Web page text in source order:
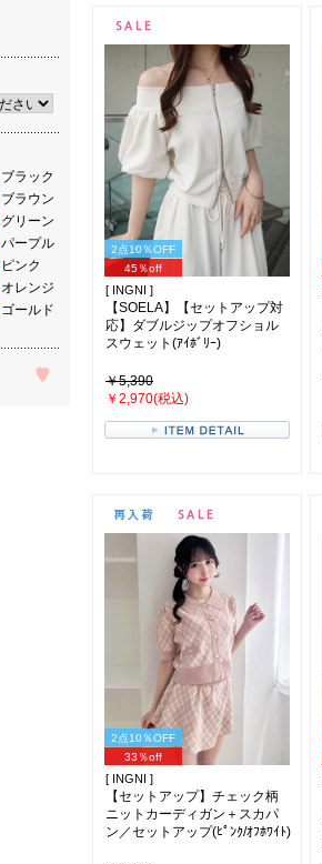
ブラック
ブラウン
グリーン
パープル
ピンク
オレンジ
ゴールド
2点10％OFF
45％off
[ INGNI ]
【SOELA】【セットアップ対
応】ダブルジップオフショル
スウェット(ｱｲﾎﾞﾘｰ)
￥5,390
￥2,970(税込)
2点10％OFF
33％off
[ INGNI ]
【セットアップ】チェック柄
ニットカーディガン＋スカパ
ン／セットアップ(ﾋﾟﾝｸ/ｵﾌﾎﾜｲﾄ)